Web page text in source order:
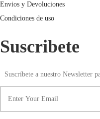
Envios y Devoluciones
Condiciones de uso
Suscribete
Suscríbete a nuestro Newsletter